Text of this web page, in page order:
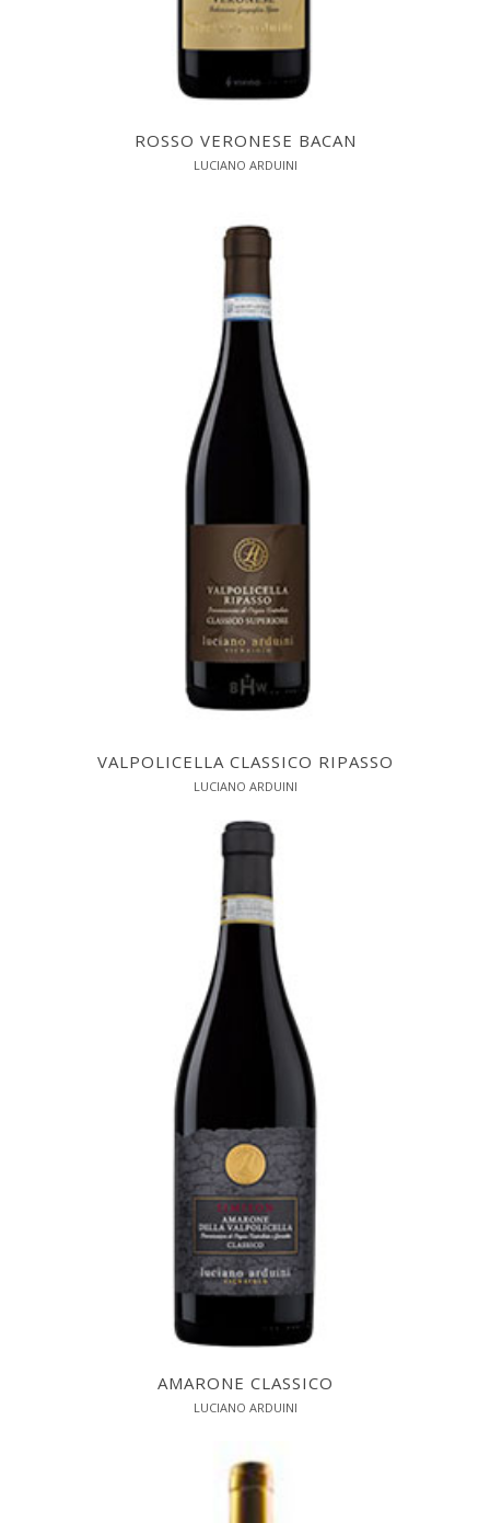
ROSSO VERONESE BACAN
LUCIANO ARDUINI
VALPOLICELLA CLASSICO RIPASSO
LUCIANO ARDUINI
AMARONE CLASSICO
LUCIANO ARDUINI